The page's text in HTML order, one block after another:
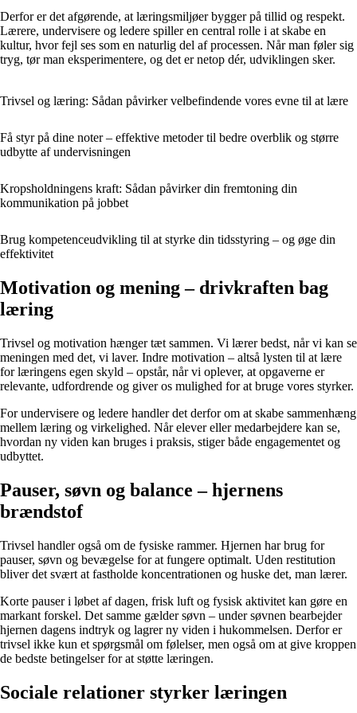
Derfor er det afgørende, at læringsmiljøer bygger på tillid og respekt.
Lærere, undervisere og ledere spiller en central rolle i at skabe en
kultur, hvor fejl ses som en naturlig del af processen. Når man føler sig
tryg, tør man eksperimentere, og det er netop dér, udviklingen sker.
Trivsel og læring: Sådan påvirker velbefindende vores evne til at lære
Få styr på dine noter – effektive metoder til bedre overblik og større
udbytte af undervisningen
Kropsholdningens kraft: Sådan påvirker din fremtoning din
kommunikation på jobbet
Brug kompetenceudvikling til at styrke din tidsstyring – og øge din
effektivitet
Motivation og mening – drivkraften bag
læring
Trivsel og motivation hænger tæt sammen. Vi lærer bedst, når vi kan se
meningen med det, vi laver. Indre motivation – altså lysten til at lære
for læringens egen skyld – opstår, når vi oplever, at opgaverne er
relevante, udfordrende og giver os mulighed for at bruge vores styrker.
For undervisere og ledere handler det derfor om at skabe sammenhæng
mellem læring og virkelighed. Når elever eller medarbejdere kan se,
hvordan ny viden kan bruges i praksis, stiger både engagementet og
udbyttet.
Pauser, søvn og balance – hjernens
brændstof
Trivsel handler også om de fysiske rammer. Hjernen har brug for
pauser, søvn og bevægelse for at fungere optimalt. Uden restitution
bliver det svært at fastholde koncentrationen og huske det, man lærer.
Korte pauser i løbet af dagen, frisk luft og fysisk aktivitet kan gøre en
markant forskel. Det samme gælder søvn – under søvnen bearbejder
hjernen dagens indtryk og lagrer ny viden i hukommelsen. Derfor er
trivsel ikke kun et spørgsmål om følelser, men også om at give kroppen
de bedste betingelser for at støtte læringen.
Sociale relationer styrker læringen